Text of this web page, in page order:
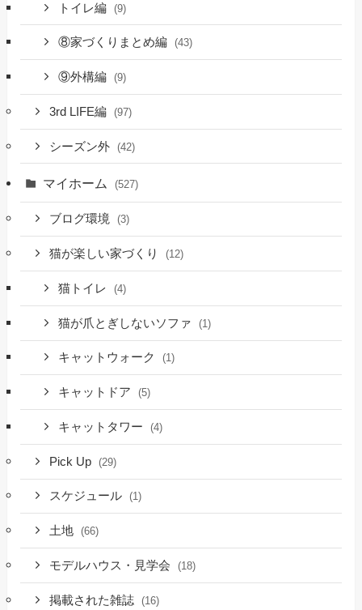
トイレ編 (9)
⑧家づくりまとめ編 (43)
⑨外構編 (9)
3rd LIFE編 (97)
シーズン外 (42)
マイホーム (527)
ブログ環境 (3)
猫が楽しい家づくり (12)
猫トイレ (4)
猫が爪とぎしないソファ (1)
キャットウォーク (1)
キャットドア (5)
キャットタワー (4)
Pick Up (29)
スケジュール (1)
土地 (66)
モデルハウス・見学会 (18)
掲載された雑誌 (16)